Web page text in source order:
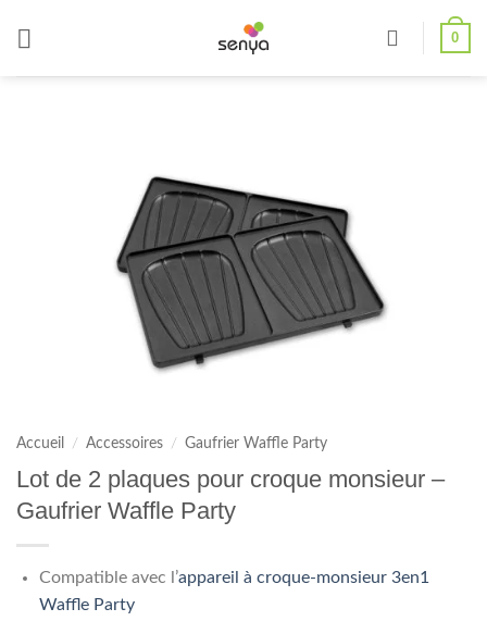
0
Accueil / Accessoires / Gaufrier Waffle Party
Lot de 2 plaques pour croque monsieur –
Gaufrier Waffle Party
Compatible avec l’appareil à croque-monsieur 3en1
Waffle Party